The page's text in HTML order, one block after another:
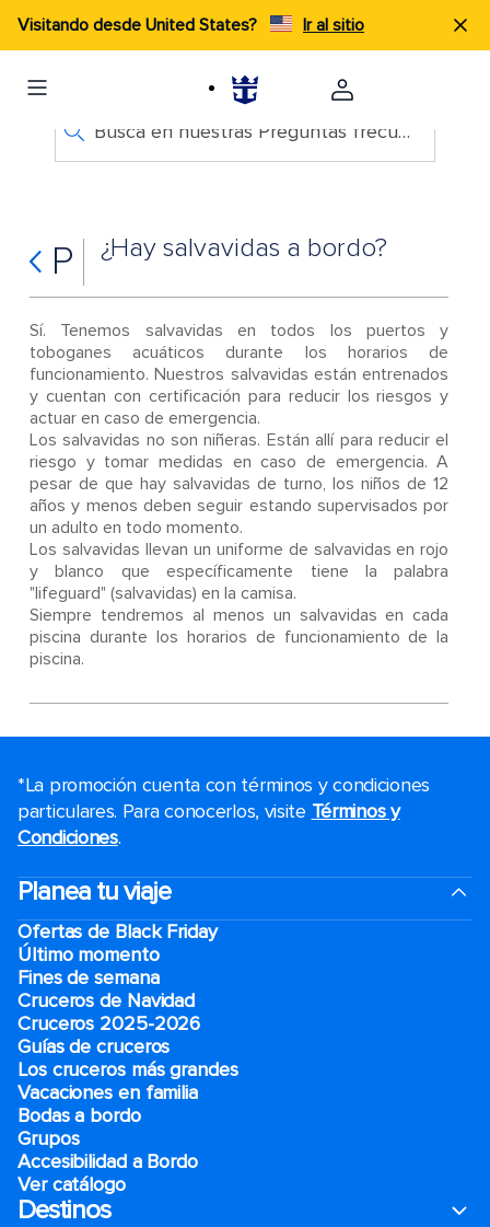
Visitando desde United States? Ir al sitio
Busca en nuestras Preguntas frecuentes
P ¿Hay salvavidas a bordo?
Sí. Tenemos salvavidas en todos los puertos y
toboganes acuáticos durante los horarios de
funcionamiento. Nuestros salvavidas están entrenados
y cuentan con certificación para reducir los riesgos y
actuar en caso de emergencia.
Los salvavidas no son niñeras. Están allí para reducir el
riesgo y tomar medidas en caso de emergencia. A
pesar de que hay salvavidas de turno, los niños de 12
años y menos deben seguir estando supervisados por
un adulto en todo momento.
Los salvavidas llevan un uniforme de salvavidas en rojo
y blanco que específicamente tiene la palabra
"lifeguard" (salvavidas) en la camisa.
Siempre tendremos al menos un salvavidas en cada
piscina durante los horarios de funcionamiento de la
piscina.
*La promoción cuenta con términos y condiciones
particulares. Para conocerlos, visite Términos y
Condiciones.
Planea tu viaje
Ofertas de Black Friday
Último momento
Fines de semana
Cruceros de Navidad
Cruceros 2025-2026
Guías de cruceros
Los cruceros más grandes
Vacaciones en familia
Bodas a bordo
Grupos
Accesibilidad a Bordo
Ver catálogo
Destinos